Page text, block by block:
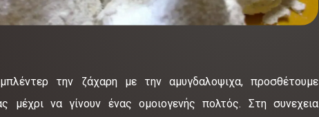
την ζάχαρη με την αμυγδαλοψιχα, προσθέτουμε
μέχρι να γίνουν ένας ομοιογενής πολτός. Στη συνεχεια